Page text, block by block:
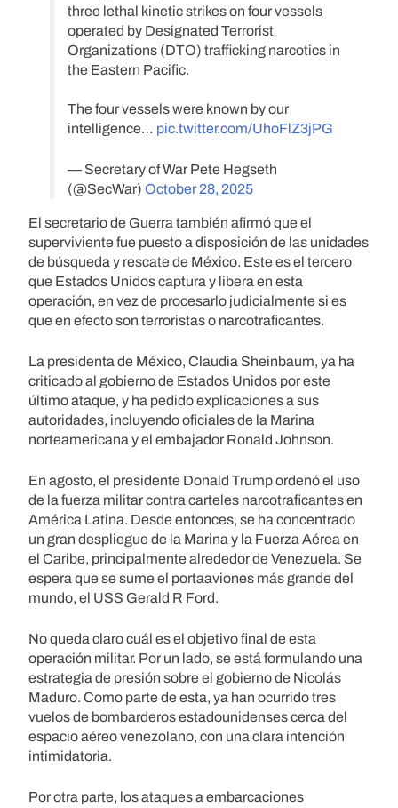
three lethal kinetic strikes on four vessels
operated by Designated Terrorist
Organizations (DTO) trafficking narcotics in
the Eastern Pacific.
The four vessels were known by our
intelligence… pic.twitter.com/UhoFlZ3jPG
— Secretary of War Pete Hegseth
(@SecWar) October 28, 2025
El secretario de Guerra también afirmó que el
superviviente fue puesto a disposición de las unidades
de búsqueda y rescate de México. Este es el tercero
que Estados Unidos captura y libera en esta
operación, en vez de procesarlo judicialmente si es
que en efecto son terroristas o narcotraficantes.
La presidenta de México, Claudia Sheinbaum, ya ha
criticado al gobierno de Estados Unidos por este
último ataque, y ha pedido explicaciones a sus
autoridades, incluyendo oficiales de la Marina
norteamericana y el embajador Ronald Johnson.
En agosto, el presidente Donald Trump ordenó el uso
de la fuerza militar contra carteles narcotraficantes en
América Latina. Desde entonces, se ha concentrado
un gran despliegue de la Marina y la Fuerza Aérea en
el Caribe, principalmente alrededor de Venezuela. Se
espera que se sume el portaaviones más grande del
mundo, el USS Gerald R Ford.
No queda claro cuál es el objetivo final de esta
operación militar. Por un lado, se está formulando una
estrategia de presión sobre el gobierno de Nicolás
Maduro. Como parte de esta, ya han ocurrido tres
vuelos de bombarderos estadounidenses cerca del
espacio aéreo venezolano, con una clara intención
intimidatoria.
Por otra parte, los ataques a embarcaciones